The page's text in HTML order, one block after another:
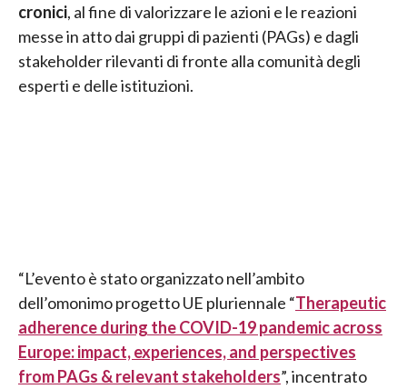
cronici, al fine di valorizzare le azioni e le reazioni
messe in atto dai gruppi di pazienti (PAGs) e dagli
stakeholder rilevanti di fronte alla comunità degli
esperti e delle istituzioni.
“L’evento è stato organizzato nell’ambito
dell’omonimo progetto UE pluriennale “Therapeutic
adherence during the COVID-19 pandemic across
Europe: impact, experiences, and perspectives
from PAGs & relevant stakeholders”, incentrato